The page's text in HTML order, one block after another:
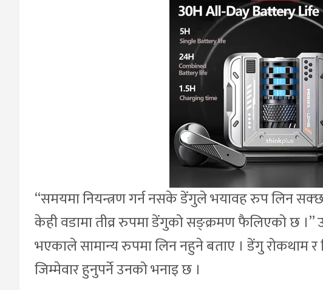
“समयमा नियन्त्रण गर्न नसके डेंगुले भयावह रुप लिन
केही वडामा तीव्र रुपमा डेंगुको सङ्क्रमण फैलिएको छ
भएकाले सामान्य रुपमा लिन नहुने बताए । डेंगु रोकथाम र
जिम्मेवार हुनुपर्ने उनको भनाइ छ ।